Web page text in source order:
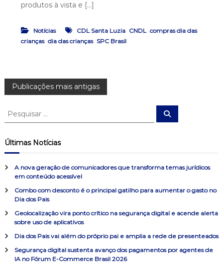
produtos à vista e […]
Notícias CDL Santa Luzia, CNDL, compras dia das
crianças, dia das crianças, SPC Brasil
N
a
v
e
ã
Publicações mais antigas
P
q
u
s
r
o
:
P
s
r
Últimas Notícias
A nova geração de comunicadores que transforma temas jurídicos
em conteúdo acessível
Combo com desconto é o principal gatilho para aumentar o gasto no
Dia dos Pais
Geolocalização vira ponto crítico na segurança digital e acende alerta
sobre uso de aplicativos
Dia dos Pais vai além do próprio pai e amplia a rede de presenteados
Segurança digital sustenta avanço dos pagamentos por agentes de
IA no Fórum E-Commerce Brasil 2026